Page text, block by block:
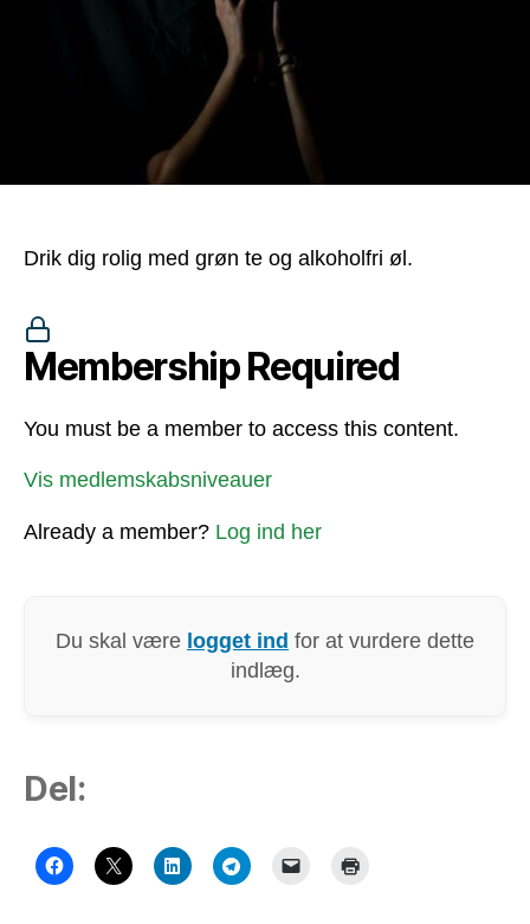
Drik dig rolig med grøn te og alkoholfri øl.
Membership Required
You must be a member to access this content.
Vis medlemskabsniveauer
Already a member? Log ind her
Du skal være logget ind for at vurdere dette
indlæg.
Del: